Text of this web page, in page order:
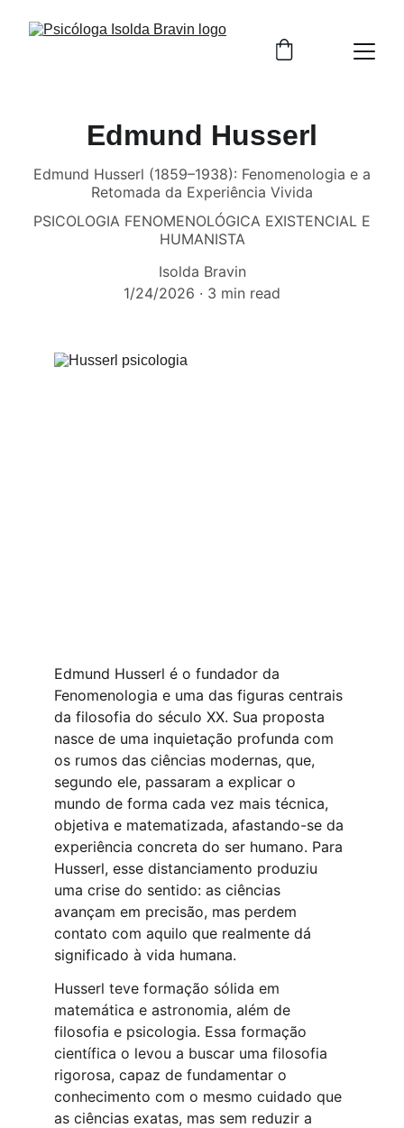
Edmund Husserl
Edmund Husserl (1859–1938): Fenomenologia e a
Retomada da Experiência Vivida
PSICOLOGIA FENOMENOLÓGICA EXISTENCIAL E
HUMANISTA
Isolda Bravin
1/24/2026
3 min read
Edmund Husserl é o fundador da
Fenomenologia e uma das figuras centrais
da filosofia do século XX. Sua proposta
nasce de uma inquietação profunda com
os rumos das ciências modernas, que,
segundo ele, passaram a explicar o
mundo de forma cada vez mais técnica,
objetiva e matematizada, afastando-se da
experiência concreta do ser humano. Para
Husserl, esse distanciamento produziu
uma crise do sentido: as ciências
avançam em precisão, mas perdem
contato com aquilo que realmente dá
significado à vida humana.
Husserl teve formação sólida em
matemática e astronomia, além de
filosofia e psicologia. Essa formação
científica o levou a buscar uma filosofia
rigorosa, capaz de fundamentar o
conhecimento com o mesmo cuidado que
as ciências exatas, mas sem reduzir a